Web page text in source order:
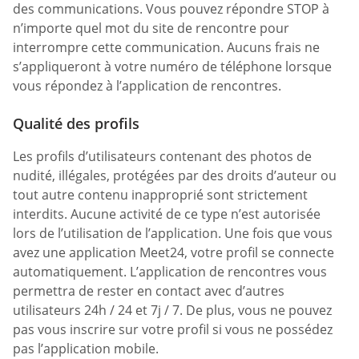
des communications. Vous pouvez répondre STOP à
n’importe quel mot du site de rencontre pour
interrompre cette communication. Aucuns frais ne
s’appliqueront à votre numéro de téléphone lorsque
vous répondez à l’application de rencontres.
Qualité des profils
Les profils d’utilisateurs contenant des photos de
nudité, illégales, protégées par des droits d’auteur ou
tout autre contenu inapproprié sont strictement
interdits. Aucune activité de ce type n’est autorisée
lors de l’utilisation de l’application. Une fois que vous
avez une application Meet24, votre profil se connecte
automatiquement. L’application de rencontres vous
permettra de rester en contact avec d’autres
utilisateurs 24h / 24 et 7j / 7. De plus, vous ne pouvez
pas vous inscrire sur votre profil si vous ne possédez
pas l’application mobile.